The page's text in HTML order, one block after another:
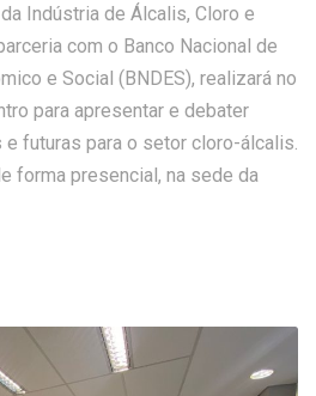
Indústria de Álcalis, Cloro e
com o Banco Nacional de
e Social (BNDES), realizará no
para apresentar e debater
futuras para o setor cloro-álcalis.
forma presencial, na sede da